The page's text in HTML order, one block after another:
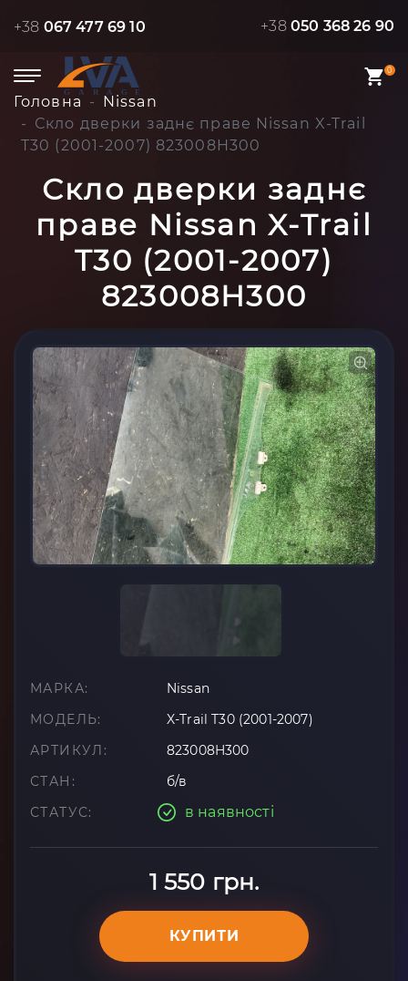
+38 067 477 69 10 +38 050 368 26 90
0
Головна
Nissan
Скло дверки заднє праве Nissan X-Trail
T30 (2001-2007) 823008H300
Скло дверки заднє
праве Nissan X-Trail
T30 (2001-2007)
823008H300
МАРКА:
Nissan
МОДЕЛЬ:
X-Trail T30 (2001-2007)
АРТИКУЛ:
823008H300
СТАН:
б/в
СТАТУС:
в наявності
1 550 грн.
КУПИТИ